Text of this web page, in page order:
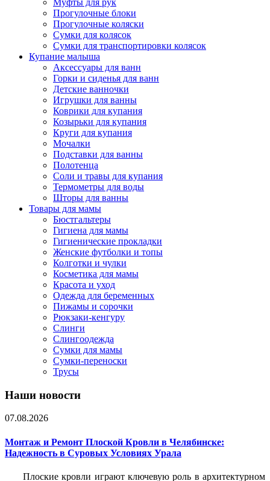
Муфты для рук
Прогулочные блоки
Прогулочные коляски
Сумки для колясок
Сумки для транспортировки колясок
Купание малыша
Аксессуары для ванн
Горки и сиденья для ванн
Детские ванночки
Игрушки для ванны
Коврики для купания
Козырьки для купания
Круги для купания
Мочалки
Подставки для ванны
Полотенца
Соли и травы для купания
Термометры для воды
Шторы для ванны
Товары для мамы
Бюстгальтеры
Гигиена для мамы
Гигиенические прокладки
Женские футболки и топы
Колготки и чулки
Косметика для мамы
Красота и уход
Одежда для беременных
Пижамы и сорочки
Рюкзаки-кенгуру
Слинги
Слингоодежда
Сумки для мамы
Сумки-переноски
Трусы
Наши новости
07.08.2026
Монтаж и Ремонт Плоской Кровли в Челябинске:
Надежность в Суровых Условиях Урала
Плоские кровли играют ключевую роль в архитектурном